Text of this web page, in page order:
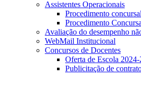
Assistentes Operacionais
Procedimento
Procedimento
Avaliação do desempenho
WebMail Institucional
Concursos de Docentes
Oferta de Escola
Publicitação de